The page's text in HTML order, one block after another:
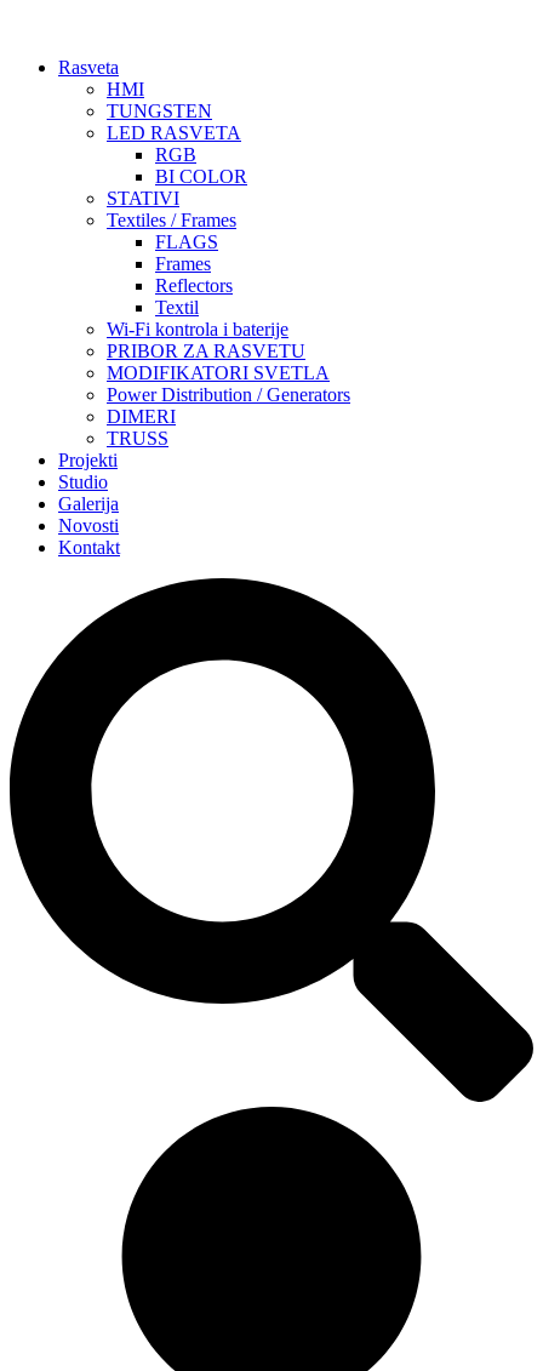
Rasveta
HMI
TUNGSTEN
LED RASVETA
RGB
BI COLOR
STATIVI
Textiles / Frames
FLAGS
Frames
Reflectors
Textil
Wi-Fi kontrola i baterije
PRIBOR ZA RASVETU
MODIFIKATORI SVETLA
Power Distribution / Generators
DIMERI
TRUSS
Projekti
Studio
Galerija
Novosti
Kontakt